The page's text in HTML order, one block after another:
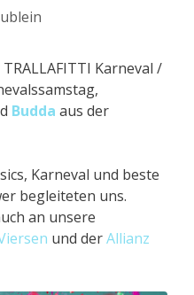
Karneval /
Budda aus der
Karneval und beste
begleiteten uns.
an unsere
und derAllianz